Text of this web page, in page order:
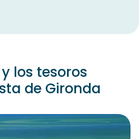
los tesoros
de Gironda